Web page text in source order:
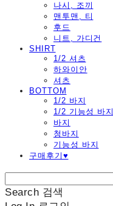
나시, 조끼
맨투맨, 티
후드
니트, 가디건
SHIRT
1/2 셔츠
하와이안
셔츠
BOTTOM
1/2 바지
1/2 기능성 바지
바지
청바지
기능성 바지
구매후기♥
Search 검색